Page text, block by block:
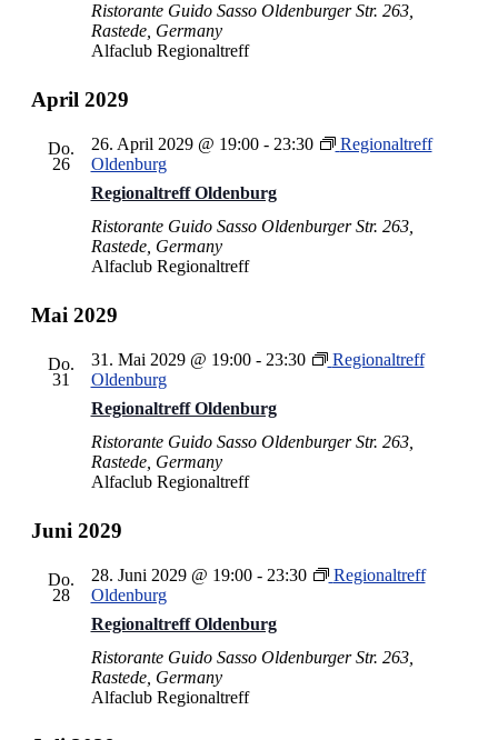
Ristorante Guido Sasso Oldenburger Str. 263,
Rastede, Germany
Alfaclub Regionaltreff
April 2029
Do.
26
Regionaltreff Oldenburg
26. April 2029 @ 19:00- 23:30
Regionaltreff
Oldenburg
Ristorante Guido Sasso Oldenburger Str. 263,
Rastede, Germany
Alfaclub Regionaltreff
Mai 2029
Do.
31
Regionaltreff Oldenburg
31. Mai 2029 @ 19:00- 23:30
Regionaltreff
Oldenburg
Ristorante Guido Sasso Oldenburger Str. 263,
Rastede, Germany
Alfaclub Regionaltreff
Juni 2029
Do.
28
Regionaltreff Oldenburg
28. Juni 2029 @ 19:00- 23:30
Regionaltreff
Oldenburg
Ristorante Guido Sasso Oldenburger Str. 263,
Rastede, Germany
Alfaclub Regionaltreff